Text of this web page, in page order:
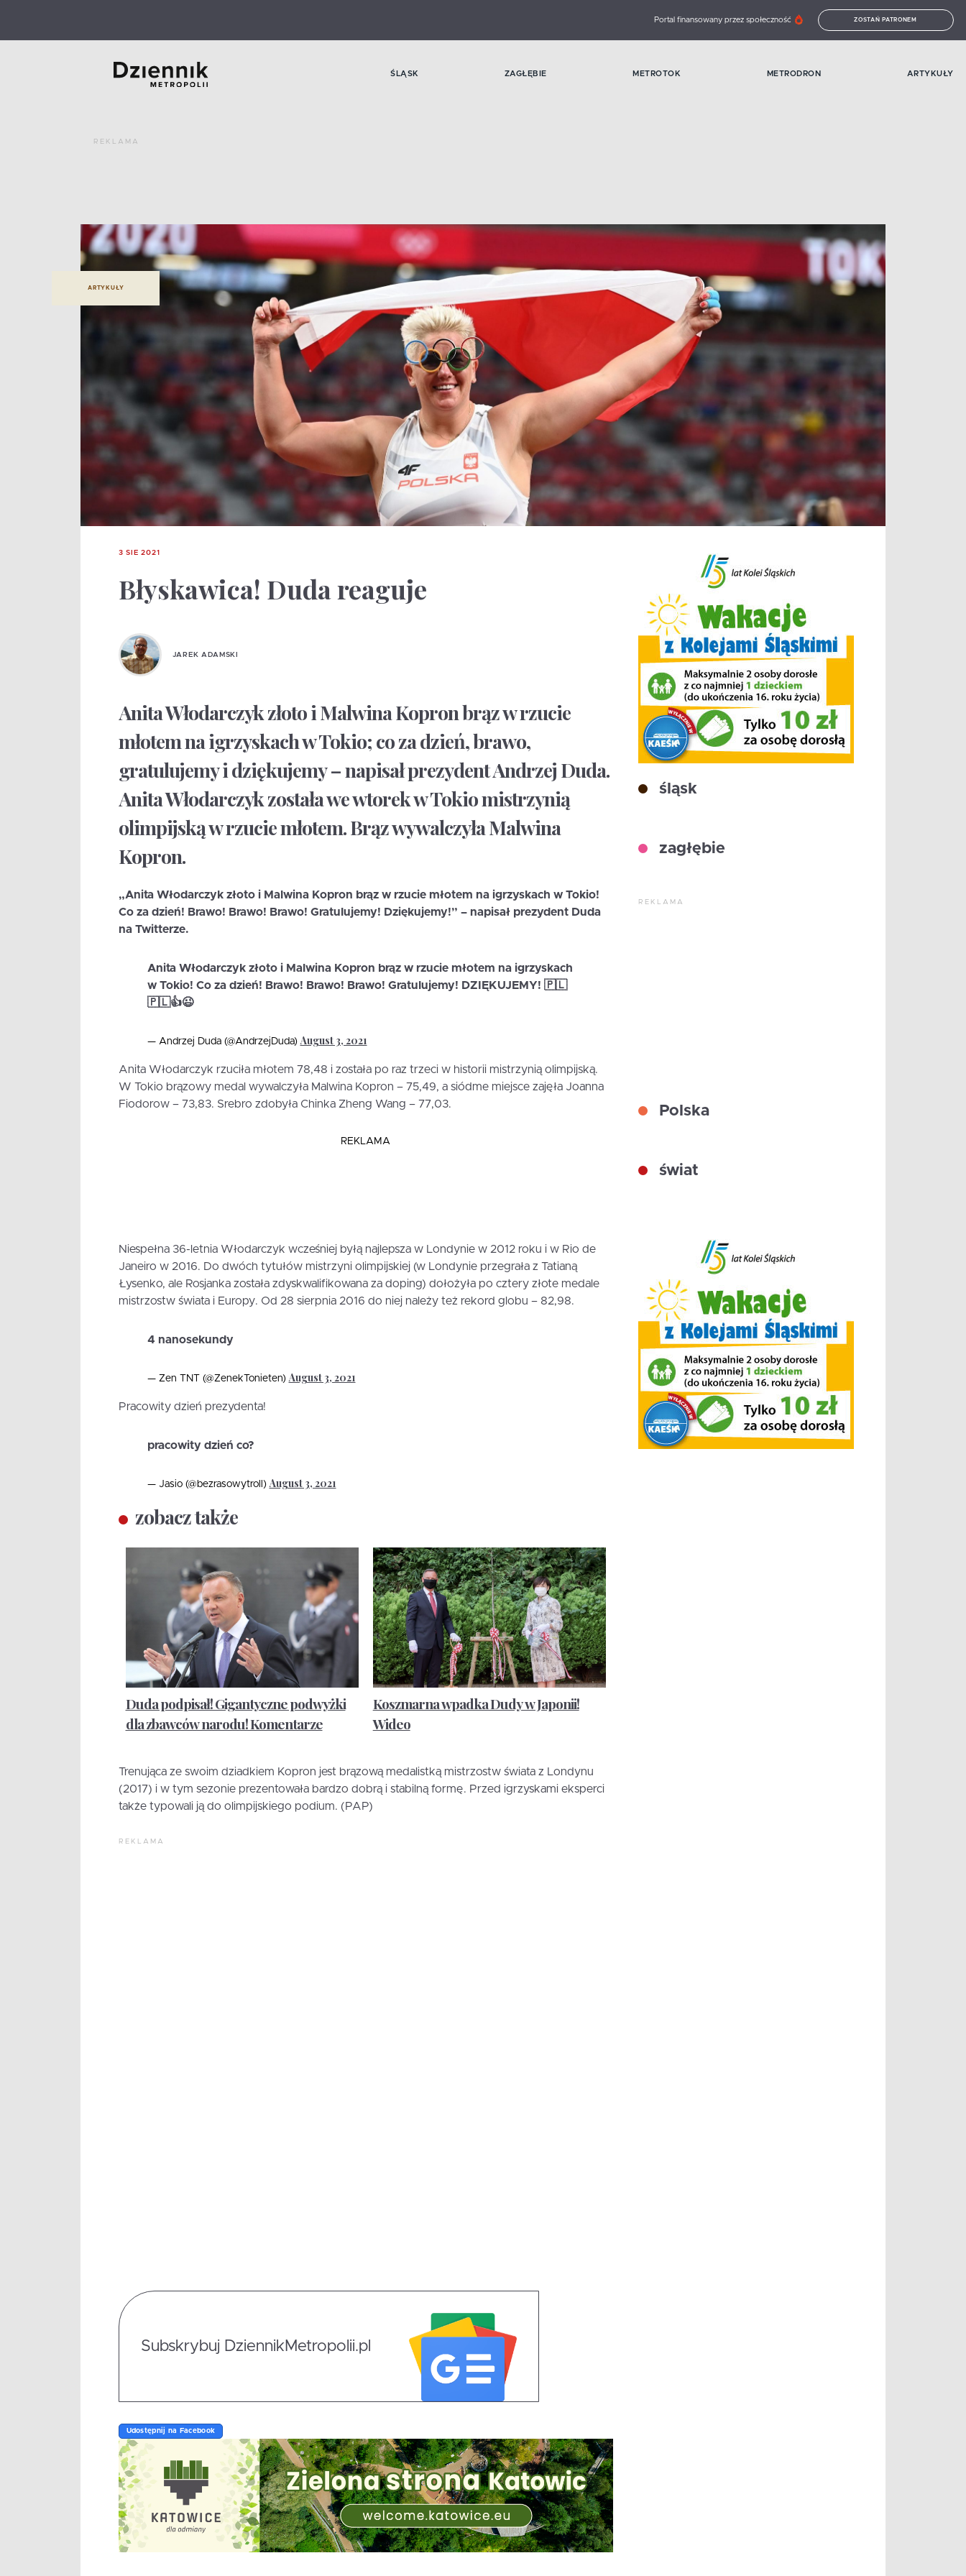
Portal finansowany przez społeczność ZOSTAŃ PATRONEM
ŚLĄSK ZAGŁĘBIE METROTOK METRODRON ARTYKUŁY
REKLAMA
ARTYKUŁY
3 SIE 2021
Błyskawica! Duda reaguje
JAREK ADAMSKI
Anita Włodarczyk złoto i Malwina Kopron brąz w rzucie
młotem na igrzyskach w Tokio; co za dzień, brawo,
gratulujemy i dziękujemy – napisał prezydent Andrzej Duda.
Anita Włodarczyk została we wtorek w Tokio mistrzynią
olimpijską w rzucie młotem. Brąz wywalczyła Malwina
Kopron.
„Anita Włodarczyk złoto i Malwina Kopron brąz w rzucie młotem na igrzyskach w Tokio!
Co za dzień! Brawo! Brawo! Brawo! Gratulujemy! Dziękujemy!” – napisał prezydent Duda
na Twitterze.
Anita Włodarczyk złoto i Malwina Kopron brąz w rzucie młotem na igrzyskach
w Tokio! Co za dzień! Brawo! Brawo! Brawo! Gratulujemy! DZIĘKUJEMY! 🇵🇱
🇵🇱👍😉
— Andrzej Duda (@AndrzejDuda)August 3, 2021
Anita Włodarczyk rzuciła młotem 78,48 i została po raz trzeci w historii mistrzynią olimpijską.
W Tokio brązowy medal wywalczyła Malwina Kopron – 75,49, a siódme miejsce zajęła Joanna
Fiodorow – 73,83. Srebro zdobyła Chinka Zheng Wang – 77,03.
REKLAMA
Niespełna 36-letnia Włodarczyk wcześniej byłą najlepsza w Londynie w 2012 roku i w Rio de
Janeiro w 2016. Do dwóch tytułów mistrzyni olimpijskiej (w Londynie przegrała z Tatianą
Łysenko, ale Rosjanka została zdyskwalifikowana za doping) dołożyła po cztery złote medale
mistrzostw świata i Europy. Od 28 sierpnia 2016 do niej należy też rekord globu – 82,98.
4 nanosekundy
— Zen TNT (@ZenekTonieten)August 3, 2021
Pracowity dzień prezydenta!
pracowity dzień co?
— Jasio (@bezrasowytroll)August 3, 2021
zobacz także
Duda podpisał! Gigantyczne podwyżki
dla zbawców narodu! Komentarze
Koszmarna wpadka Dudy w Japonii!
Wideo
Trenująca ze swoim dziadkiem Kopron jest brązową medalistką mistrzostw świata z Londynu
(2017) i w tym sezonie prezentowała bardzo dobrą i stabilną formę. Przed igrzyskami eksperci
także typowali ją do olimpijskiego podium. (PAP)
REKLAMA
Subskrybuj DziennikMetropolii.pl
Udostępnij na Facebook
śląsk
zagłębie
REKLAMA
Polska
świat